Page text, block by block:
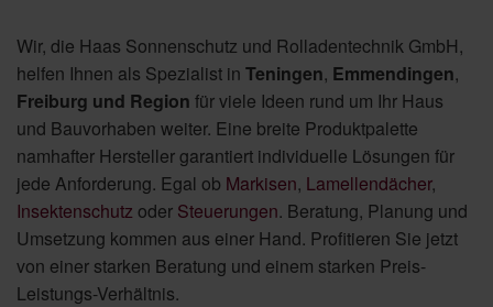
Wir, die Haas Sonnenschutz und Rolladentechnik GmbH,
helfen Ihnen als Spezialist in Teningen, Emmendingen,
Freiburg und Region für viele Ideen rund um Ihr Haus
und Bauvorhaben weiter. Eine breite Produktpalette
namhafter Hersteller garantiert individuelle Lösungen für
jede Anforderung. Egal ob Markisen, Lamellendächer,
Insektenschutz oder Steuerungen. Beratung, Planung und
Umsetzung kommen aus einer Hand. Profitieren Sie jetzt
von einer starken Beratung und einem starken Preis-
Leistungs-Verhältnis.